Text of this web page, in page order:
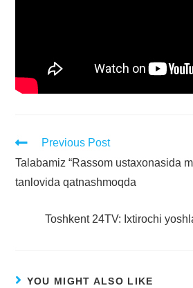
Previous Post
Talabamiz “Rassom ustaxonasida
tanlovida qatnashmoqda
Toshkent 24TV: Ixtirochi
YOU MIGHT ALSO LIKE